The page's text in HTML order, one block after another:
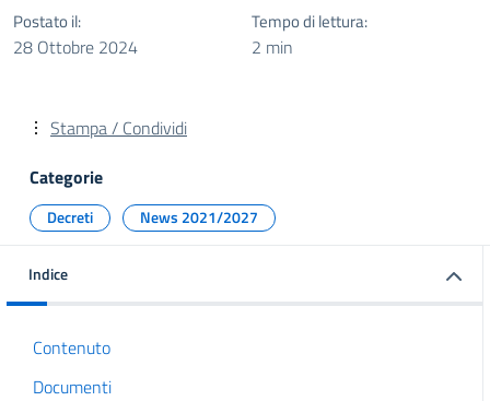
Postato il:
28 Ottobre 2024
Tempo di lettura:
2 min
Stampa / Condividi
Categorie
Decreti News 2021/2027
Indice
Contenuto
Documenti